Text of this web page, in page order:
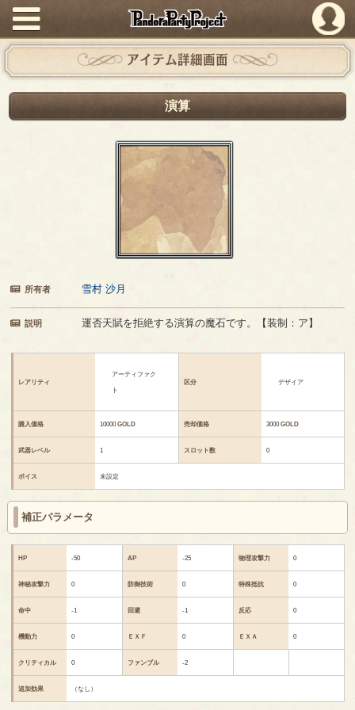
PandoraPartyProject
アイテム詳細画面
演算
所有者 雪村 沙月
説明 運否天賦を拒絶する演算の魔石です。【装制：ア】
レアリティ
アーティファク
ト
区分 デザイア
購入価格 10000GOLD 売却価格 3000GOLD
武器レベル 1 スロット数 0
ボイス 未設定
補正パラメータ
HP -50 AP -25 物理攻撃力 0
神秘攻撃力 0 防御技術 0 特殊抵抗 0
命中 -1 回避 -1 反応 0
機動力 0 ＥＸＦ 0 ＥＸＡ 0
クリティカル 0 ファンブル -2
追加効果 （なし）